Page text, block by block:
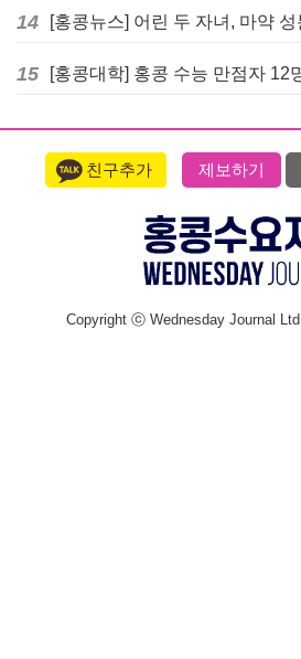
14
15
친구추가 제보하기
Copyright ⓒ Wednesday Journal